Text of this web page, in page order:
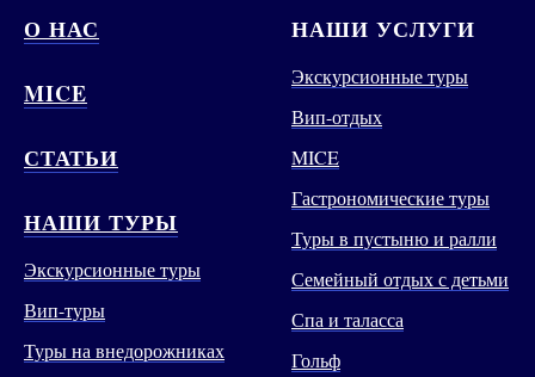
О НАС
MICE
СТАТЬИ
НАШИ ТУРЫ
Экскурсионные туры
Вип-туры
Туры на внедорожниках
НАШИ УСЛУГИ
Экскурсионные туры
Вип-отдых
MICE
Гастрономические туры
Туры в пустыню и ралли
Семейный отдых с детьми
Спа и таласса
Гольф